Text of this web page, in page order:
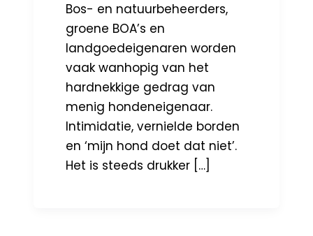
Bos- en natuurbeheerders,
groene BOA’s en
landgoedeigenaren worden
vaak wanhopig van het
hardnekkige gedrag van
menig hondeneigenaar.
Intimidatie, vernielde borden
en ‘mijn hond doet dat niet’.
Het is steeds drukker […]